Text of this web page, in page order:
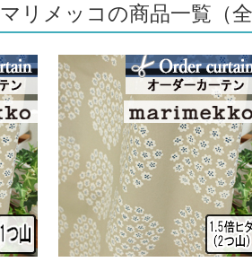
マリメッコの商品一覧（